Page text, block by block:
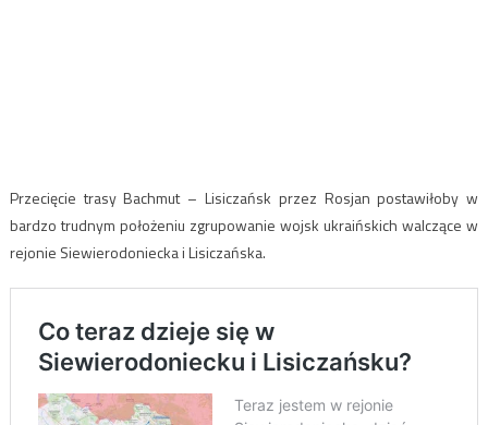
Przecięcie trasy Bachmut – Lisiczańsk przez Rosjan postawiłoby w
bardzo trudnym położeniu zgrupowanie wojsk ukraińskich walczące w
rejonie Siewierodoniecka i Lisiczańska.